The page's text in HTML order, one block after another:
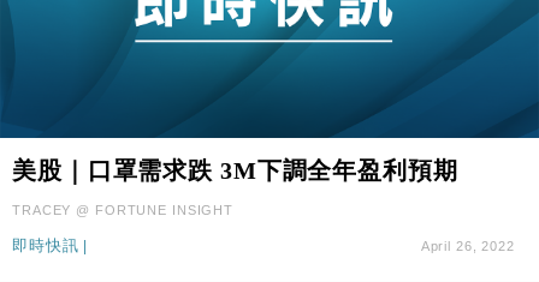
差達1125億美元
財經｜日本春季三度入市撐日圓 4月單日斥6.28萬億
國際｜特朗普料美伊戰事快結束 承認部分彈藥庫存緊
15:59
財經｜SA售股自救後再出手 斥4億美元押注未上市公
司
財經｜華僑銀行上半年淨利創新高 中期息增15%至
47仙
美股｜口罩需求跌 3M下調全年盈利預期
TRACEY @ FORTUNE INSIGHT
即時快訊 April 26, 2022